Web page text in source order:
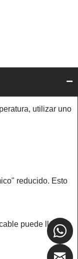
utilizar uno
reducido. Esto
puede llegar a